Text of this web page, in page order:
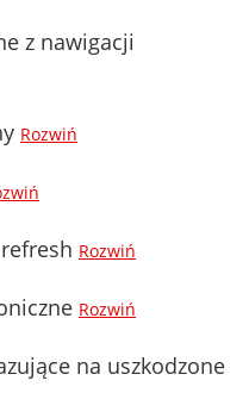
z nawigacji
Rozwiń
Rozwiń
Rozwiń
na uszkodzone